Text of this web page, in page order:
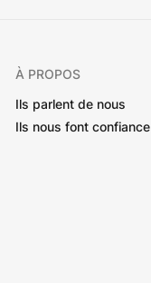
À PROPOS
Ils parlent de nous
Ils nous font confiance